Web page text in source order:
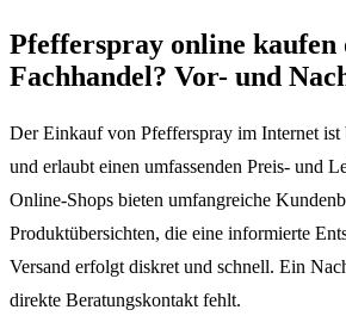
Pfefferspray online kaufen
Fachhandel? Vor- und
Der Einkauf von Pfefferspray im Internet ist
und erlaubt einen umfassenden Preis- und
Online-Shops bieten umfangreiche
Produktübersichten, die eine informierte
Versand erfolgt diskret und schnell. Ein
direkte Beratungskontakt fehlt.